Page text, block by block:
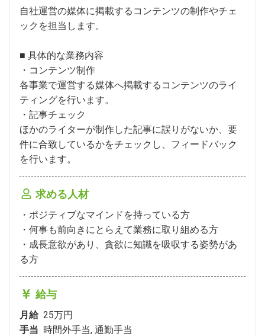
自社運営の媒体に掲載するコンテンツの制作やチェ
ックを担当します。
■ 具体的な業務内容
・コンテンツ制作
各事業で運営する媒体へ掲載するコンテンツのライ
ティングを行います。
・記事チェック
ほかのライターが制作した記事に誤りがないか、要
件に合致しているかをチェックし、フィードバック
を行います。
求める人材
・ポジティブなマインドを持っている方
・何事も前向きにとらえて業務に取り組める方
・成長意欲があり、貪欲に知識を吸収する姿勢があ
る方
給与
月給 25万円
手当 時間外手当, 通勤手当